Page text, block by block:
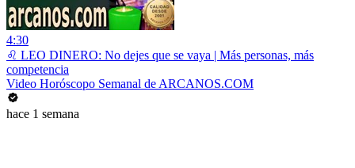
4:30
♌ LEO DINERO: No dejes que se vaya | Más personas, más
competencia
Video Horóscopo Semanal de ARCANOS.COM
hace 1 semana